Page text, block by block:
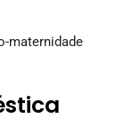
maternidade